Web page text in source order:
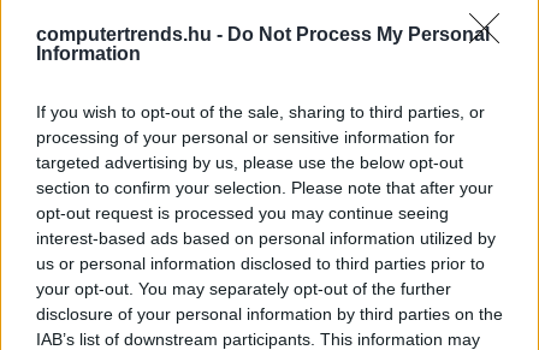
computertrends.hu - Do Not Process My Personal
Information
If you wish to opt-out of the sale, sharing to third parties, or
processing of your personal or sensitive information for
targeted advertising by us, please use the below opt-out
section to confirm your selection. Please note that after your
opt-out request is processed you may continue seeing
interest-based ads based on personal information utilized by
us or personal information disclosed to third parties prior to
your opt-out. You may separately opt-out of the further
disclosure of your personal information by third parties on the
IAB’s list of downstream participants. This information may
intézményi keretek. A kérdés ma nem az, hogy szükség
van-e a további digitalizációra, hanem az, hogyan lehet
egészségügyi döntéstámogatás valóban biztonságos és
hozzáférhető legyen mindenki számára. A digitális
egészségügy jövője tehát egyszerre technológiai és
társadalmi feladat: a fejlődés irama adott, a rendszerbe
illesztés módja azonban még közös gondolkodást